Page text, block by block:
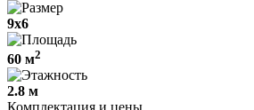
9х6
60 м2
2.8 м